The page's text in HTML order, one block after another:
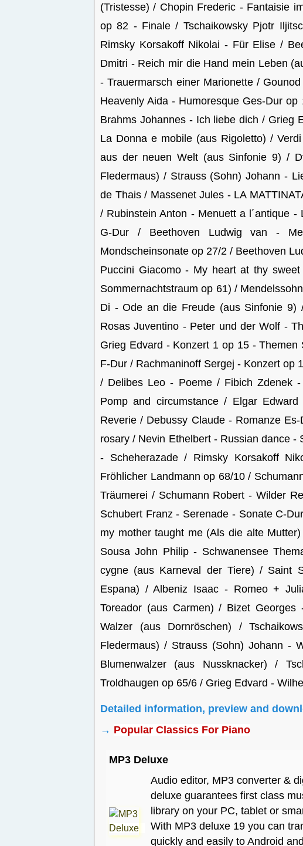
(Tristesse) / Chopin Frederic - Fantaisie
op 82 - Finale / Tschaikowsky Pjotr
Rimsky Korsakoff Nikolai - Für Elise /
Dmitri - Reich mir die Hand mein Leben
- Trauermarsch einer Marionette /
Heavenly Aida - Humoresque Ges-Dur
Brahms Johannes - Ich liebe dich / Grieg
La Donna e mobile (aus Rigoletto) /
aus der neuen Welt (aus Sinfonie 9) /
Fledermaus) / Strauss (Sohn) Johann -
de Thais / Massenet Jules - LA
/ Rubinstein Anton - Menuett a l´antique
G-Dur / Beethoven Ludwig van -
Mondscheinsonate op 27/2 / Beethoven
Puccini Giacomo - My heart at thy
Sommernachtstraum op 61) /
Di - Ode an die Freude (aus Sinfonie
Rosas Juventino - Peter und der Wolf -
Grieg Edvard - Konzert 1 op 15 -
F-Dur / Rachmaninoff Sergej - Konzert op
/ Delibes Leo - Poeme / Fibich Zdenek
Pomp and circumstance / Elgar
Reverie / Debussy Claude - Romanze
rosary / Nevin Ethelbert - Russian dance
- Scheherazade / Rimsky Korsakoff
Fröhlicher Landmann op 68/10 /
Träumerei / Schumann Robert - Wilder
Schubert Franz - Serenade - Sonate C-
my mother taught me (Als die alte
Sousa John Philip - Schwanensee
cygne (aus Karneval der Tiere) / Saint
Espana) / Albeniz Isaac - Romeo +
Toreador (aus Carmen) / Bizet
Walzer (aus Dornröschen) /
Fledermaus) / Strauss (Sohn) Johann -
Blumenwalzer (aus Nussknacker) /
Troldhaugen op 65/6 / Grieg Edvard -
Detailed information, preview and
→ Popular Classics For Piano
MP3 Deluxe
Audio editor, MP3 converter &
deluxe guarantees first class
library on your PC, tablet or
With MP3 deluxe 19 you can
quickly and easily to Android